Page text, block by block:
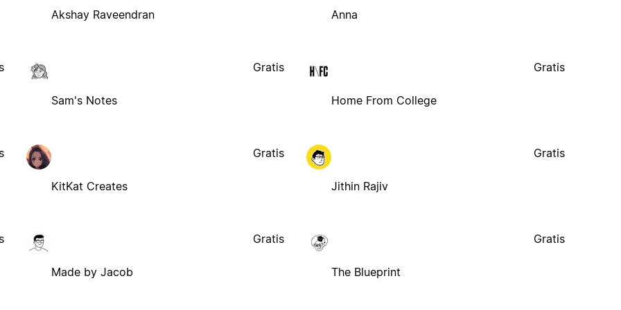
Akshay Raveendran Anna
Sam's Notes
Gratis
Home From College
Gratis
KitKat Creates
Gratis
Jithin Rajiv
Gratis
Made by Jacob
Gratis
The Blueprint
Gratis